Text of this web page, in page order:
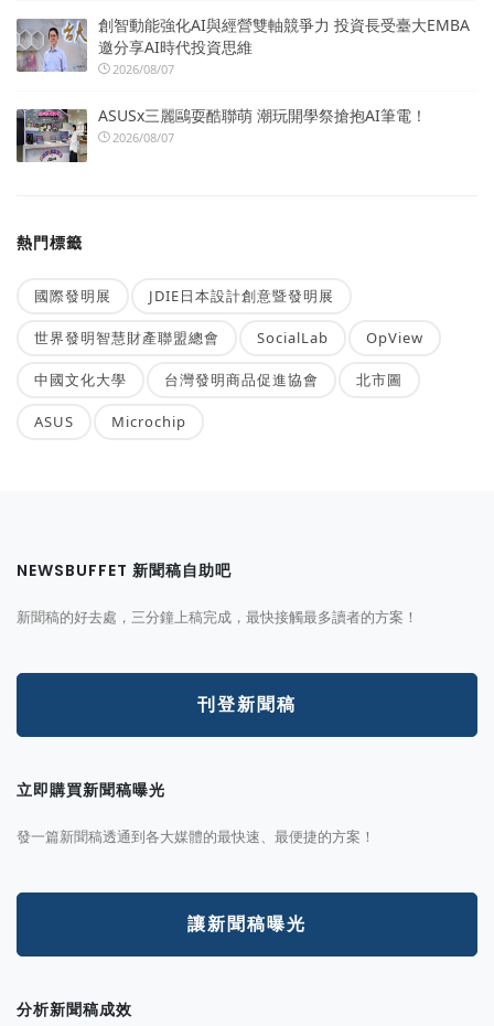
創智動能強化AI與經營雙軸競爭力 投資長受臺大EMBA
邀分享AI時代投資思維
2026/08/07
ASUSx三麗鷗耍酷聯萌 潮玩開學祭搶抱AI筆電！
2026/08/07
熱門標籤
國際發明展 JDIE日本設計創意暨發明展
世界發明智慧財產聯盟總會 SocialLab OpView
中國文化大學 台灣發明商品促進協會 北市圖
ASUS Microchip
NEWSBUFFET 新聞稿自助吧
新聞稿的好去處，三分鐘上稿完成，最快接觸最多讀者的方案！
刊登新聞稿
立即購買新聞稿曝光
發一篇新聞稿透通到各大媒體的最快速、最便捷的方案！
讓新聞稿曝光
分析新聞稿成效